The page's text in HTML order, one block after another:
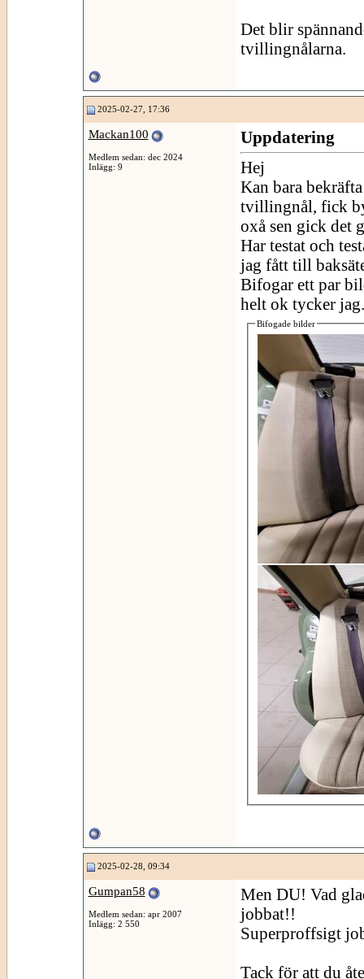
Det blir
tvillingnålarna.
2025-02-27, 17:36
Mackan100
Medlem sedan: dec 2024
Inlägg: 9
Uppdatering
Hej
Kan bara
tvillingnål, fick
oxå sen gick det
Har testat och
jag fått till
Bifogar ett par
helt ok tycker jag.
Bifogade bilder
2025-02-28, 09:34
Gumpan58
Medlem sedan: apr 2007
Inlägg: 2 550
Men DU! Vad
jobbat!!
Superproffsigt
Tack för att du